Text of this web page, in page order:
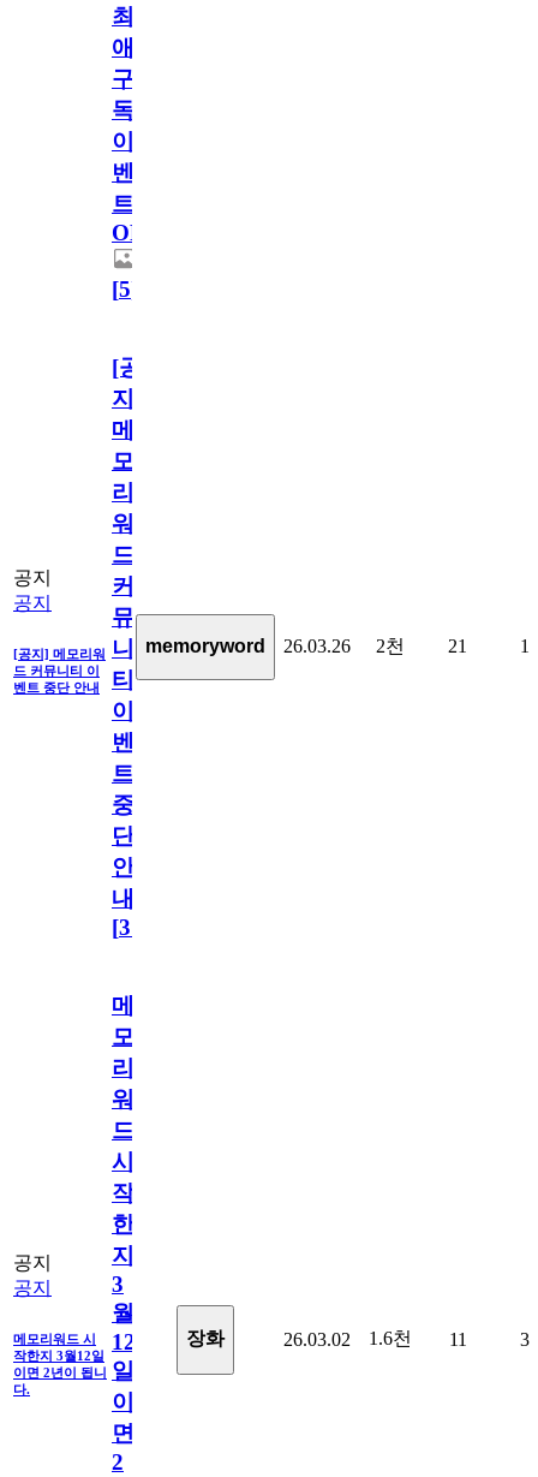
최
애
구
독
이
벤
트
OPEN!
[5]
공지
공지
[공지] 메모리워
드 커뮤니티 이
벤트 중단 안내
[공
지]
메
모
리
워
드
커
뮤
니
티
이
벤
트
중
단
안
내
[31
memoryword 26.03.26 2천 21 1
공지
공지
메모리워드 시
작한지 3월12일
이면 2년이 됩니
다.
메
모
리
워
드
시
작
한
지
3
월
12
일
이
면
2
장화 26.03.02 1.6천 11 3